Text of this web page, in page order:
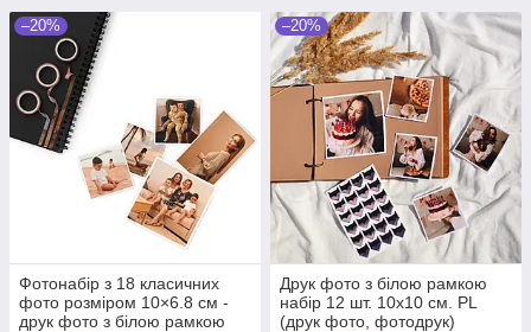
–20%
Фотонабір з 18 класичних
фото розміром 10×6.8 см -
друк фото з білою рамкою
–20%
Друк фото з білою рамкою
набір 12 шт. 10х10 см. PL
(друк фото, фотодрук)